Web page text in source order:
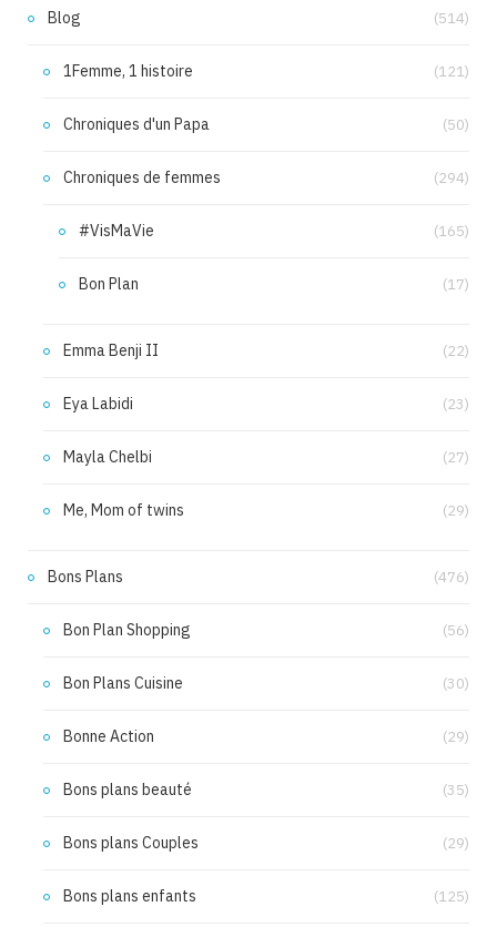
Blog (514)
1Femme, 1 histoire (121)
Chroniques d'un Papa (50)
Chroniques de femmes (294)
#VisMaVie (165)
Bon Plan (17)
Emma Benji II (22)
Eya Labidi (23)
Mayla Chelbi (27)
Me, Mom of twins (29)
Bons Plans (476)
Bon Plan Shopping (56)
Bon Plans Cuisine (30)
Bonne Action (29)
Bons plans beauté (35)
Bons plans Couples (29)
Bons plans enfants (125)